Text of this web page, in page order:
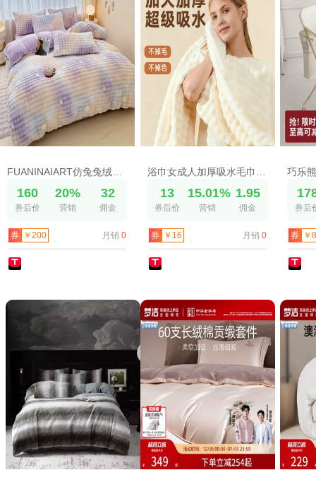
160
券后价
20%
营销
32
佣金
券 ￥200 月销0
13
券后价
15.01%
营销
1.95
佣金
券 ￥16 月销 0
券后
券 ￥